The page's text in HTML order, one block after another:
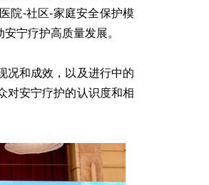
院-社区-家庭安全保护模
宁疗护高质量发展。
况和成效，以及进行中的
对安宁疗护的认识度和相